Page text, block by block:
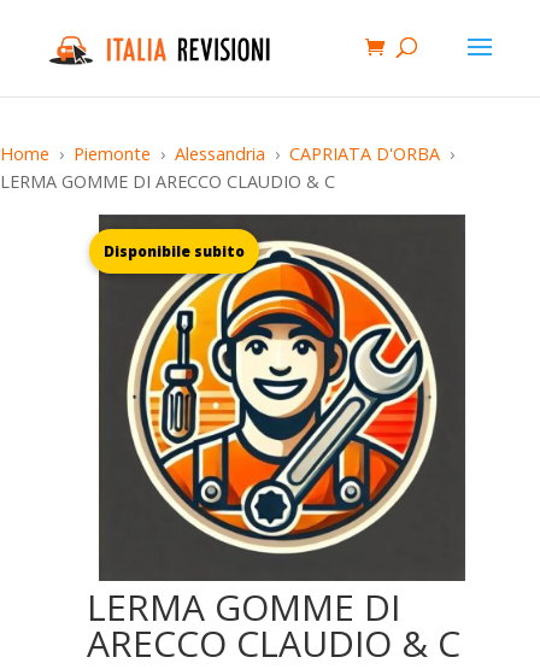
Home Piemonte Alessandria
CAPRIATA D'ORBA
LERMA GOMME DI ARECCO CLAUDIO & C
LERMA GOMME DI
ARECCO CLAUDIO & C